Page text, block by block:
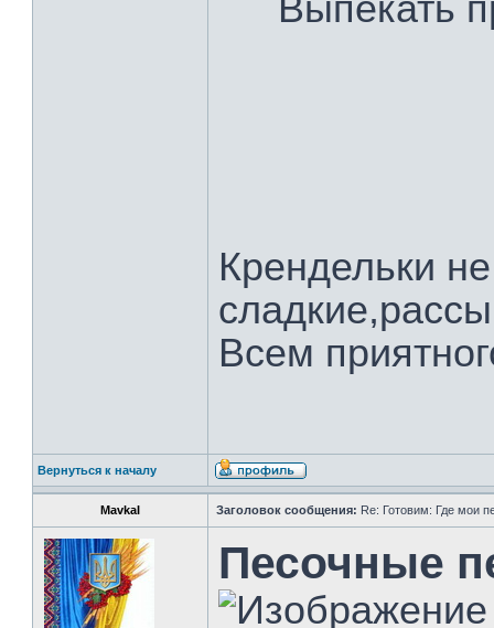
Выпекать
Крендельки
Всем
Вернуться к началу
MavkaI Заголовок сообщения: Re: Готовим: Где мои
Песочные